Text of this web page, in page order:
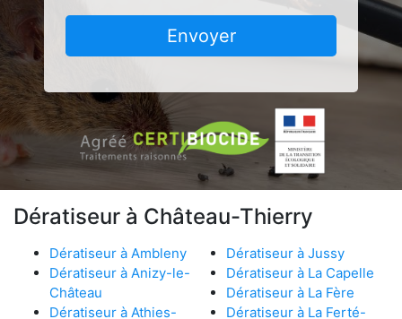
Envoyer
Dératiseur à Château-Thierry
Dératiseur à Ambleny
Dératiseur à Anizy-le-
Château
Dératiseur à Athies-
Dératiseur à Jussy
Dératiseur à La Capelle
Dératiseur à La Fère
Dératiseur à La Ferté-